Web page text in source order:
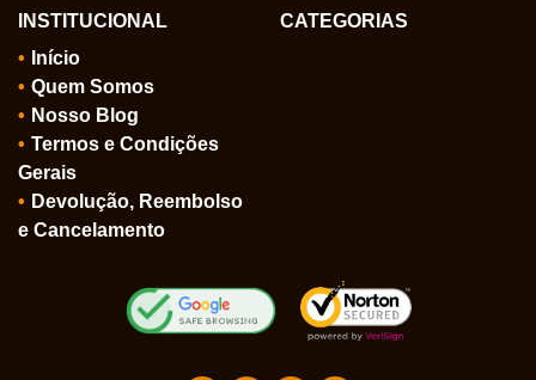
INSTITUCIONAL
Início
Quem Somos
Nosso Blog
Termos e Condições
Gerais
Devolução, Reembolso
e Cancelamento
CATEGORIAS